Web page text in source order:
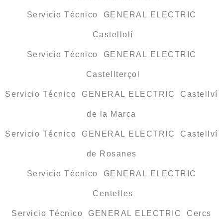
Servicio Técnico GENERAL ELECTRIC
Castellolí
Servicio Técnico GENERAL ELECTRIC
Castellterçol
Servicio Técnico GENERAL ELECTRIC Castellví
de la Marca
Servicio Técnico GENERAL ELECTRIC Castellví
de Rosanes
Servicio Técnico GENERAL ELECTRIC
Centelles
Servicio Técnico GENERAL ELECTRIC Cercs